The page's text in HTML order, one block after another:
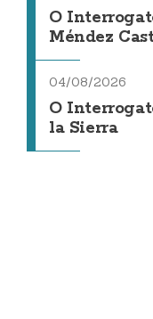
O
Méndez
04/08/2026
O
la Sierra